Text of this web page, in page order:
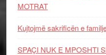
MOTRAT
Kujtojmë sakrificën e
SPAÇI NUK E MPOSHTI